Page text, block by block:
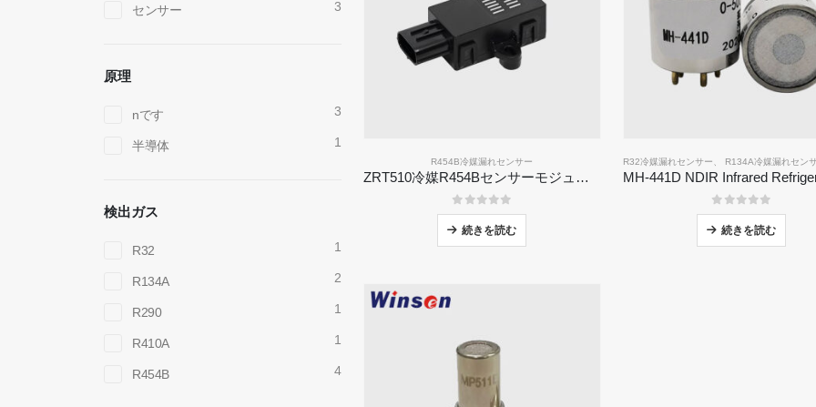
R454B冷媒漏れセンサー
ZRT510冷媒R454Bセンサーモジュール - 高性能NDIR冷媒センサー
05つのうち
続きを読む
R32冷媒漏れセンサー R134A冷媒漏れセン
05つのうち
続きを読む
センサー 3
原理
nです 3
半導体 1
検出ガス
R32 1
R134A 2
R290 1
R410A 1
R454B 4